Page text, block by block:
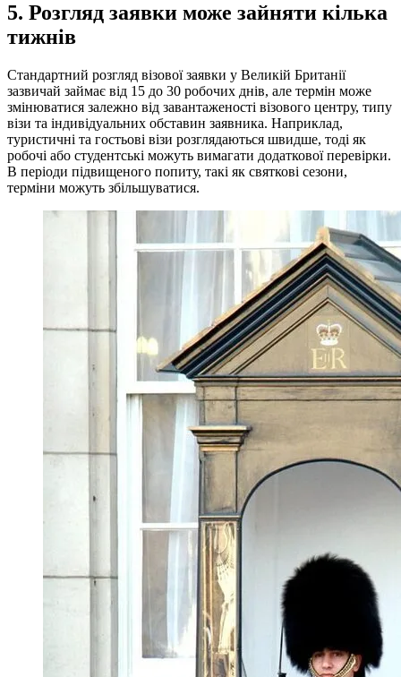
5. Розгляд заявки може зайняти кілька
тижнів
Стандартний розгляд візової заявки у Великій Британії
зазвичай займає від 15 до 30 робочих днів, але термін може
змінюватися залежно від завантаженості візового центру, типу
візи та індивідуальних обставин заявника. Наприклад,
туристичні та гостьові візи розглядаються швидше, тоді як
робочі або студентські можуть вимагати додаткової перевірки.
В періоди підвищеного попиту, такі як святкові сезони,
терміни можуть збільшуватися.